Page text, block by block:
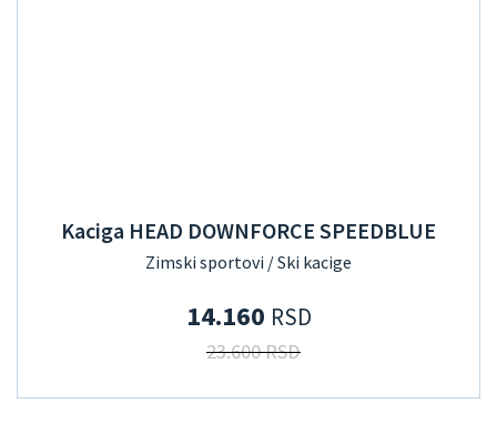
Kaciga HEAD DOWNFORCE SPEEDBLUE
Zimski sportovi / Ski kacige
14.160 RSD
23.600 RSD